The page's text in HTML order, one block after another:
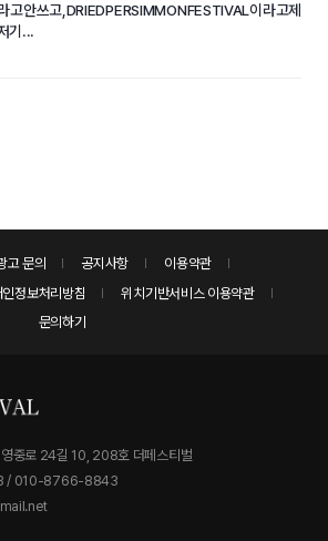
안쓰고,DRIEDPERSIMMONFESTIVAL이라고제
기...
고 문의 공지사항
이용약관
인정보처리방침
위치기반서비스 이용약관
문의하기
중로 24길 10, 208호 더페스티벌
/ 010-8766-8843